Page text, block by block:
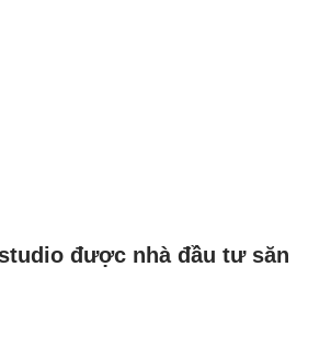
được nhà đầu tư săn